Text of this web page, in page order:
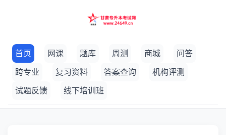
首页 网课 题库 周测 商城
问答
跨专业
复习资料 答案查询
机构评测
试题反馈
线下培训班